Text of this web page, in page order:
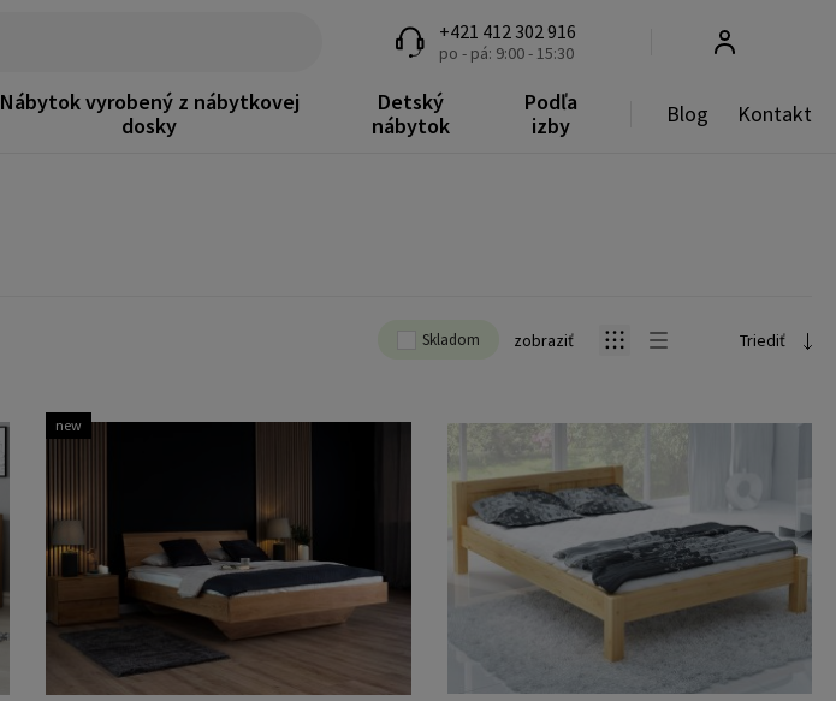
+421 412 302 916
po - pá: 9:00 - 15:30
Nábytok vyrobený z nábytkovej
dosky
Detský
nábytok
Podľa
izby
Blog Kontakt
Skladom zobraziť Triediť
new